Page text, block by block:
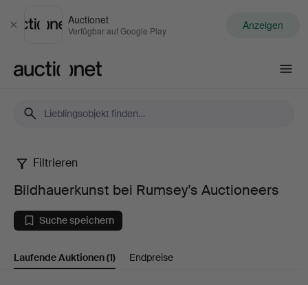
Schließen
Auctionet
Verfügbar auf Google Play Anzeigen
Bildhauerkunst
bei
Rumsey’s
Auctioneers
Filtrieren
Bildhauerkunst bei Rumsey’s Auctioneers
Suche speichern
Laufende Auktionen(1) Endpreise